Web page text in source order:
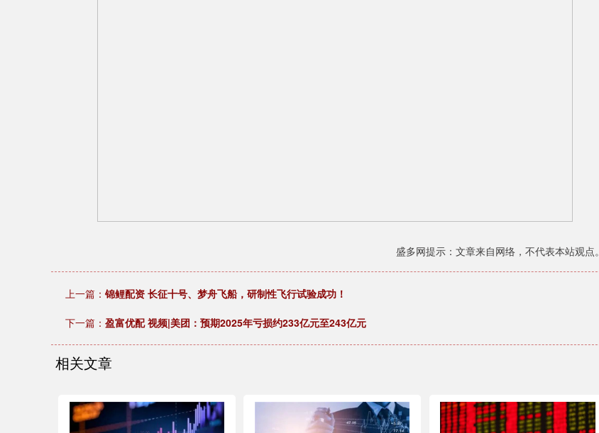
盛多网提示：文章来自网络，不代表本站观点。
上一篇： 锦鲤配资 长征十号、梦舟飞船，研制性飞行试验成功！
下一篇： 盈富优配 视频|美团：预期2025年亏损约233亿元至243亿元
相关文章